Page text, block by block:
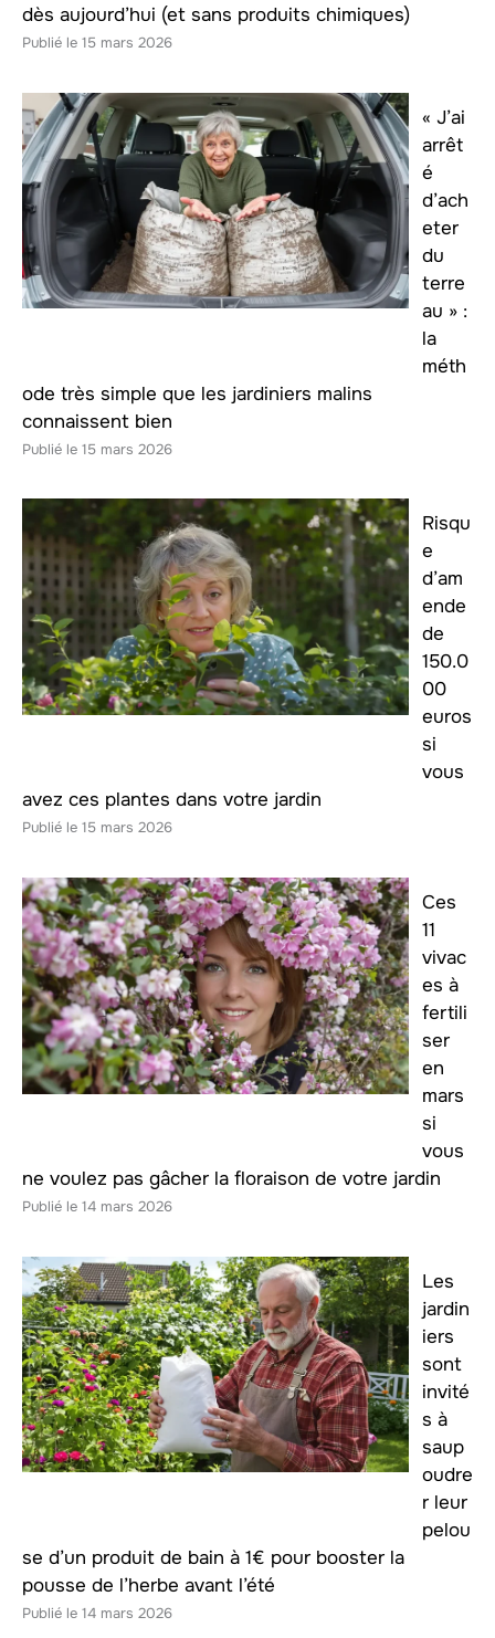
dès aujourd’hui (et sans produits chimiques)
15 mars 2026
« J’ai
arrêt
é
d’ach
eter
du
terre
au » :
la
méth
ode très simple que les jardiniers malins
connaissent bien
15 mars 2026
Risqu
e
d’am
ende
de
150.0
00
euros
si
vous
avez ces plantes dans votre jardin
15 mars 2026
Ces
11
vivac
es à
fertili
ser
en
mars
si
vous
ne voulez pas gâcher la floraison de votre jardin
14 mars 2026
Les
jardin
iers
sont
invité
s à
saup
oudre
r leur
pelou
se d’un produit de bain à 1€ pour booster la
pousse de l’herbe avant l’été
14 mars 2026